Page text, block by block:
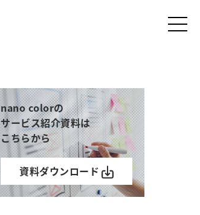
nano colorの
サービス紹介資料は
こちらから
資料ダウンロード